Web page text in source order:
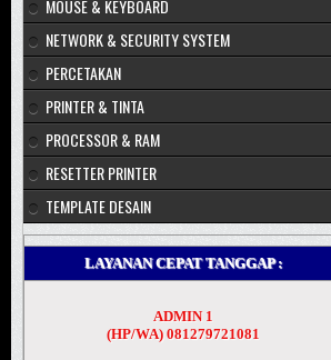
MOUSE & KEYBOARD
NETWORK & SECURITY SYSTEM
PERCETAKAN
PRINTER & TINTA
PROCESSOR & RAM
RESETTER PRINTER
TEMPLATE DESAIN
LAYANAN CEPAT TANGGAP :
ADMIN 1
(HP/WA) 081279721081